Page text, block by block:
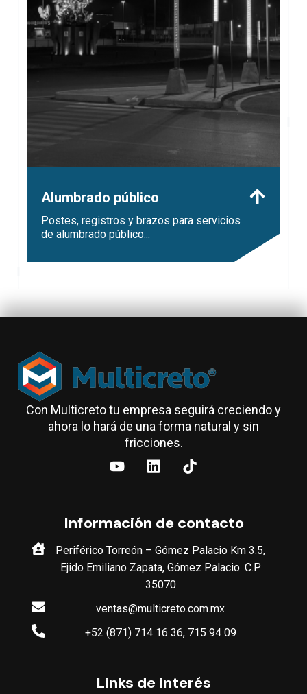
Alumbrado público
Postes, registros y brazos para servicios
de alumbrado público...
Con Multicreto tu empresa seguirá creciendo y
ahora lo hará de una forma natural y sin
fricciones.
Información de contacto
Periférico Torreón – Gómez Palacio Km 3.5,
Ejido Emiliano Zapata, Gómez Palacio. C.P.
35070
ventas@multicreto.com.mx
+52 (871) 714 16 36, 715 94 09
Links de interés